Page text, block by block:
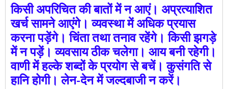
किसी अपरिचित की बातों में न आएं। अप्रत्याशित
खर्च सामने आएंगे। व्यवस्था में अधिक प्रयास
करना पड़ेंगे। चिंता तथा तनाव रहेंगे। किसी झगड़े
में न पड़ें। व्यवसाय ठीक चलेगा। आय बनी रहेगी।
वाणी में हल्के शब्दों के प्रयोग से बचें। कुसंगति से
हानि होगी। लेन-देन में जल्दबाजी न करें।